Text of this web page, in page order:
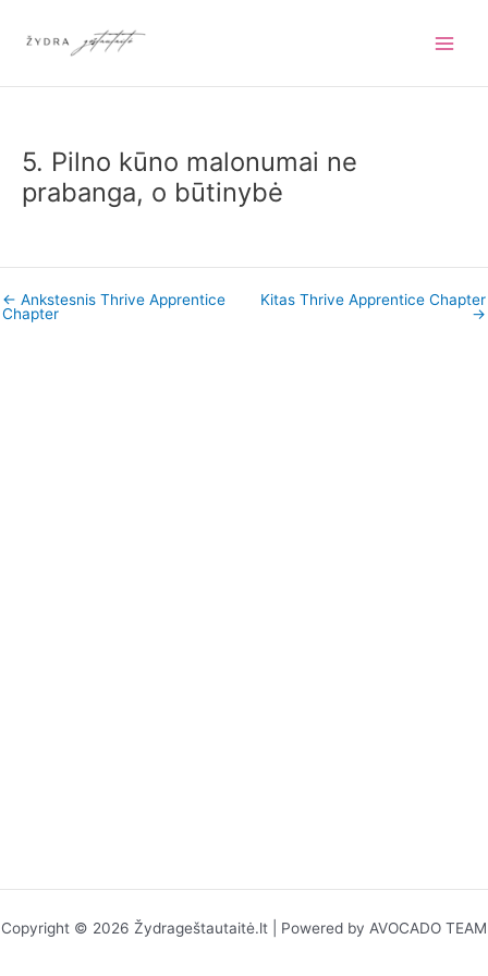
5. Pilno kūno malonumai ne
prabanga, o būtinybė
← Ankstesnis Thrive Apprentice
Chapter
Kitas Thrive Apprentice Chapter
→
Copyright © 2026 Žydrageštautaitė.lt | Powered by AVOCADO TEAM